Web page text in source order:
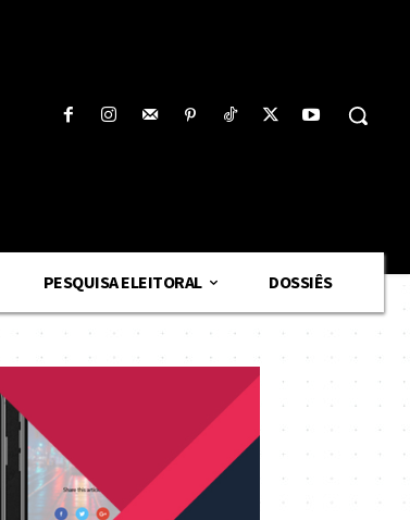
PESQUISA ELEITORAL DOSSIÊS